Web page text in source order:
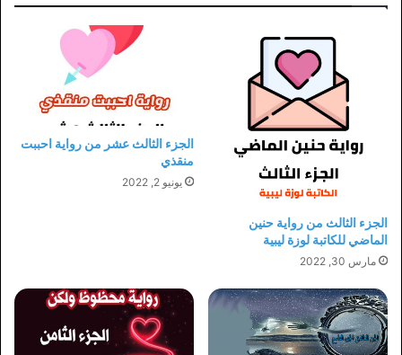
الجزء الثالث من رواية حنين
الماضي للكاتبة لوزة ليبية
مارس 30, 2022
الجزء الثالث عشر من رواية احببت
منقذي
يونيو 2, 2022